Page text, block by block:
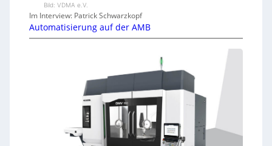
Bild: VDMA e.V.
Im Interview: Patrick Schwarzkopf
Automatisierung auf der AMB